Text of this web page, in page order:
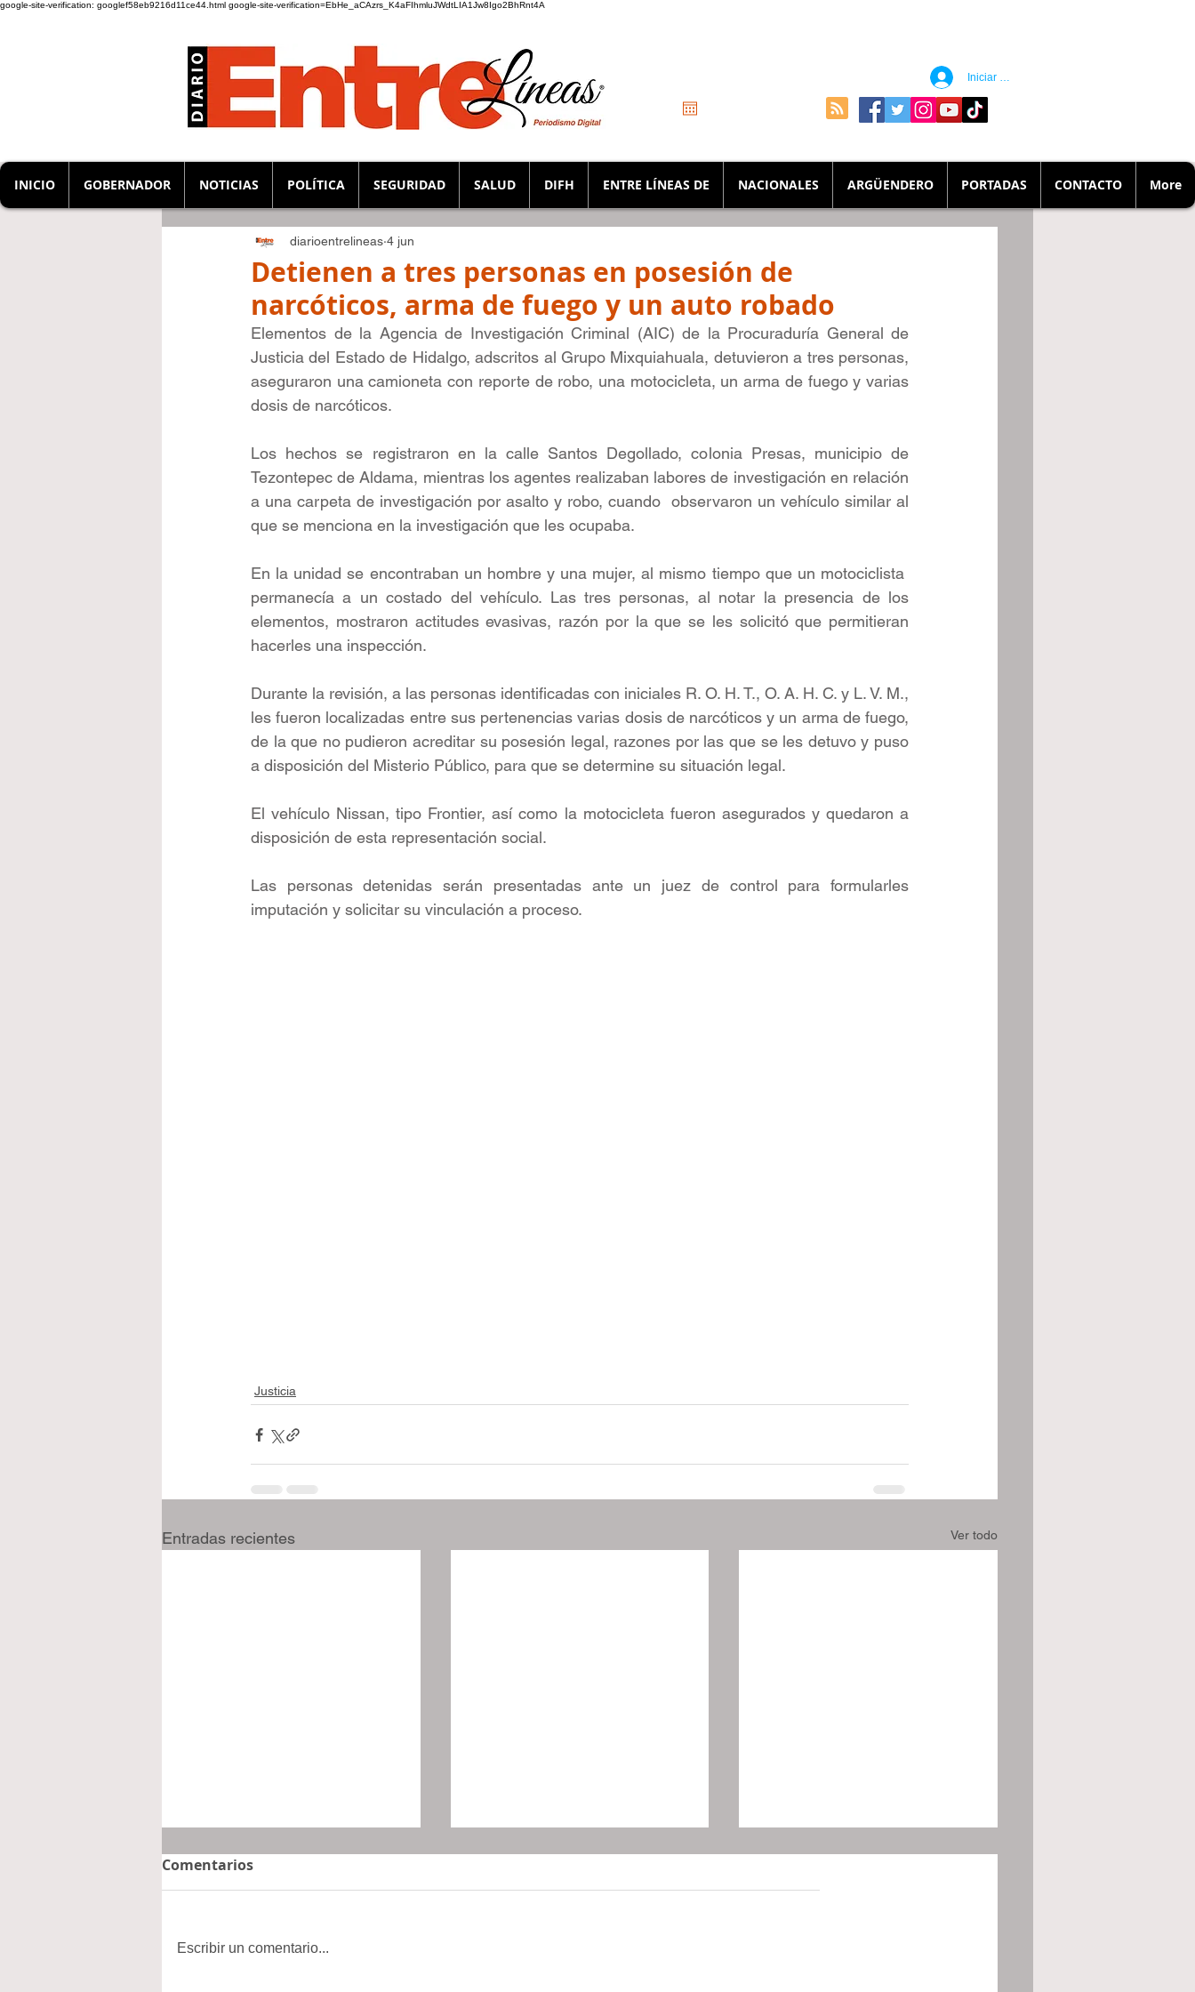
google-site-verification: googlef58eb9216d11ce44.html google-site-verification=EbHe_aCAzrs_K4aFIhmluJWdtLIA1Jw8Igo2BhRnt4A
Iniciar sesión
INICIO GOBERNADOR NOTICIAS POLÍTICA SEGURIDAD SALUD DIFH ENTRE LÍNEAS DE NACIONALES ARGÜENDERO PORTADAS CONTACTO More
Detienen a tres personas en posesión de
narcóticos, arma de fuego y un auto robado
diarioentrelineas 4 jun
Elementos de la Agencia de Investigación Criminal (AIC) de la Procuraduría General de
Justicia del Estado de Hidalgo, adscritos al Grupo Mixquiahuala, detuvieron a tres personas,
aseguraron una camioneta con reporte de robo, una motocicleta, un arma de fuego y varias
dosis de narcóticos.
Los hechos se registraron en la calle Santos Degollado, colonia Presas, municipio de
Tezontepec de Aldama, mientras los agentes realizaban labores de investigación en relación
a una carpeta de investigación por asalto y robo, cuando  observaron un vehículo similar al
que se menciona en la investigación que les ocupaba.
En la unidad se encontraban un hombre y una mujer, al mismo tiempo que un motociclista
permanecía a un costado del vehículo. Las tres personas, al notar la presencia de los
elementos, mostraron actitudes evasivas, razón por la que se les solicitó que permitieran
hacerles una inspección.
Durante la revisión, a las personas identificadas con iniciales R. O. H. T., O. A. H. C. y L. V. M.,
les fueron localizadas entre sus pertenencias varias dosis de narcóticos y un arma de fuego,
de la que no pudieron acreditar su posesión legal, razones por las que se les detuvo y puso
a disposición del Misterio Público, para que se determine su situación legal.
El vehículo Nissan, tipo Frontier, así como la motocicleta fueron asegurados y quedaron a
disposición de esta representación social.
Las personas detenidas serán presentadas ante un juez de control para formularles
imputación y solicitar su vinculación a proceso.
Justicia
Entradas recientes Ver todo
Comentarios
Escribir un comentario...